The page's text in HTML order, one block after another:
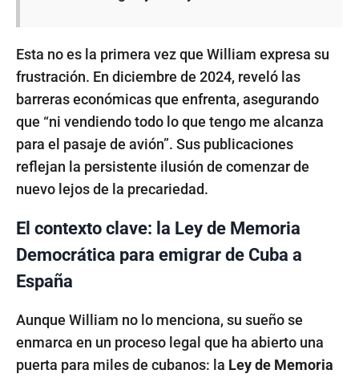
Esta no es la primera vez que William expresa su
frustración. En diciembre de 2024, reveló las
barreras económicas que enfrenta, asegurando
que “ni vendiendo todo lo que tengo me alcanza
para el pasaje de avión”. Sus publicaciones
reflejan la persistente ilusión de comenzar de
nuevo lejos de la precariedad.
El contexto clave: la Ley de Memoria
Democrática para emigrar de Cuba a
España
Aunque William no lo menciona, su sueño se
enmarca en un proceso legal que ha abierto una
puerta para miles de cubanos: la Ley de Memoria